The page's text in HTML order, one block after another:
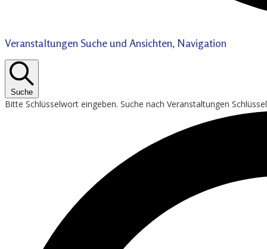
Veranstaltungen Suche und Ansichten, Navigation
Suche
Bitte Schlüsselwort eingeben. Suche nach Veranstaltungen